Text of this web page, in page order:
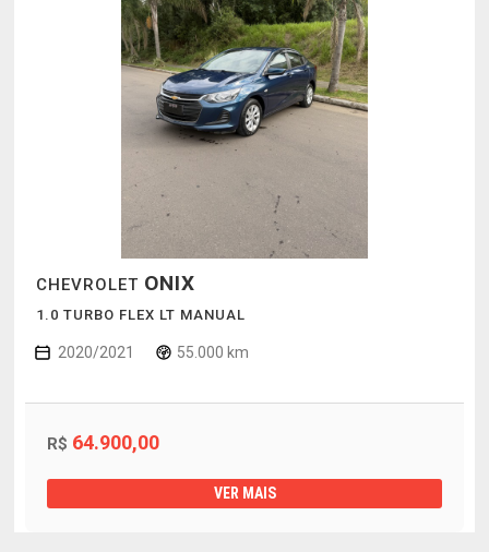
CHEVROLET ONIX
1.0 TURBO FLEX LT MANUAL
2020/2021 55.000 km
R$ 64.900,00
VER MAIS